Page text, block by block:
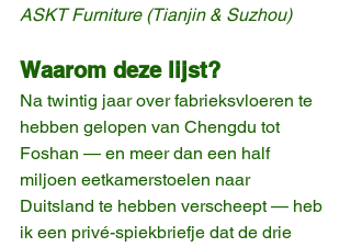
ASKT Furniture (Tianjin & Suzhou)
Waarom deze lijst?
Na twintig jaar over fabrieksvloeren te
hebben gelopen van Chengdu tot
Foshan — en meer dan een half
miljoen eetkamerstoelen naar
Duitsland te hebben verscheept — heb
ik een privé-spiekbriefje dat de drie